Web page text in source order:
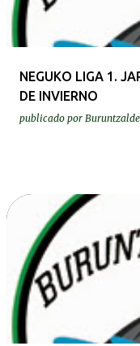
NEGUKO LIGA 1.
DE INVIERNO
publicado por